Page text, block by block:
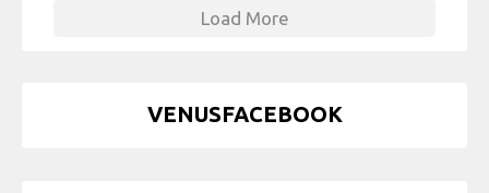
Load More
VENUSFACEBOOK